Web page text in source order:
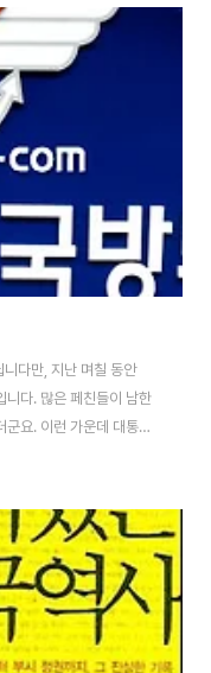
, 다큐멘터리가 소개되고
바를 영구히 지배하는 독
도 구소련 붕괴 이후 빚
겨낸 모범적인 사례로
다만, 지난 며칠 동안
니다. 많은 페친들이 남한
요. 이런 가운데 대통령
입니다. 대통령은 국무회
화하라고 주문하였다고
을 언급하는데도 정작 그
니다. 식량과 비상용품
며, 전쟁에 대비하는 움직